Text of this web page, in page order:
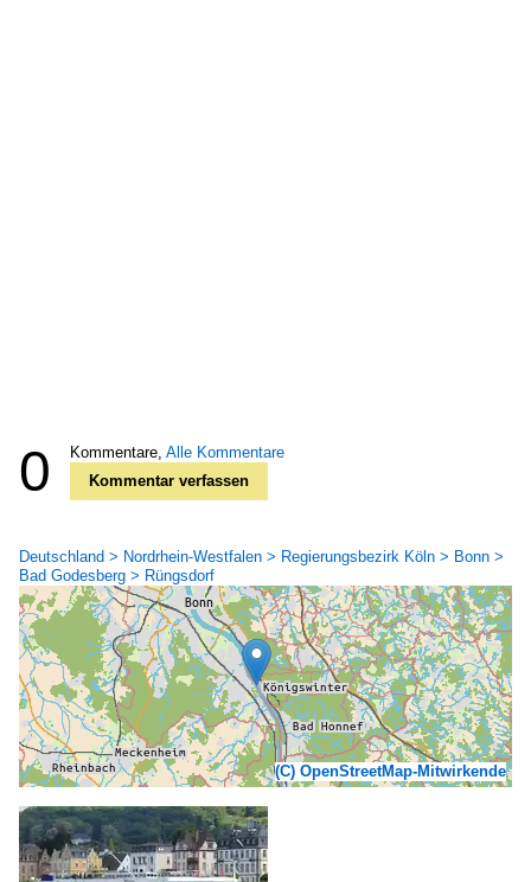
0 Kommentare, Alle Kommentare
Kommentar verfassen
Deutschland > Nordrhein-Westfalen > Regierungsbezirk Köln > Bonn >
Bad Godesberg > Rüngsdorf
(C) OpenStreetMap-Mitwirkende